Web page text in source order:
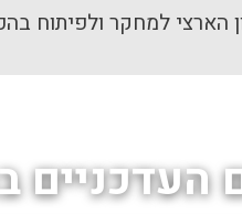
הארצי למחקר ולפיתוח